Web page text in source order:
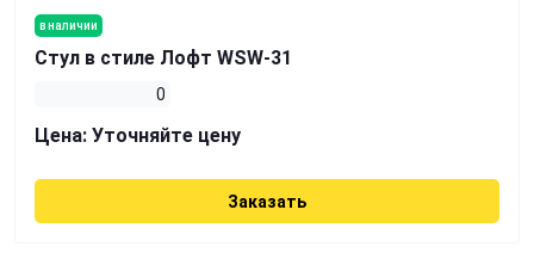
в наличии
Стул в стиле Лофт WSW-31
0
Цена: Уточняйте цену
Заказать